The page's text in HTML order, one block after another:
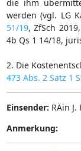
die ihm
werden (vgl. LG
51/19, ZfSch
4b Qs 1 14/18,
2. Die
473 Abs. 2 Satz 1
Einsender: RÄin
Anmerkung: